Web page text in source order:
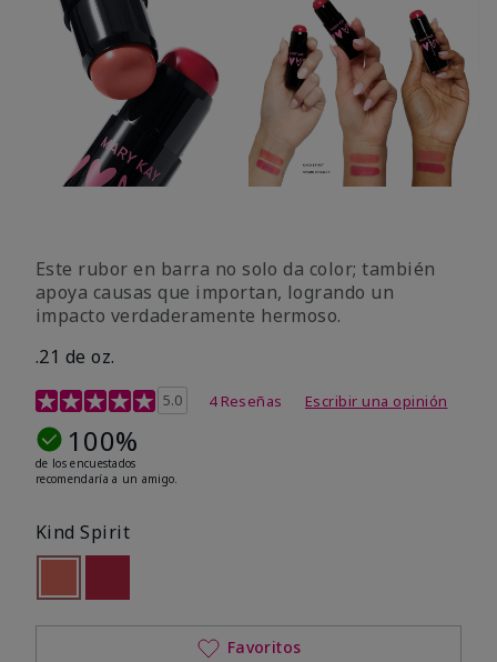
Este rubor en barra no solo da color; también
apoya causas que importan, logrando un
impacto verdaderamente hermoso.
.21 de oz.
Calificación de clientes de 3,1 de 5
5.0 4 Reseñas Escribir una opinión
100%
de los encuestados
recomendaría a un amigo.
Kind Spirit
seleccionado
Out of stock
Favoritos